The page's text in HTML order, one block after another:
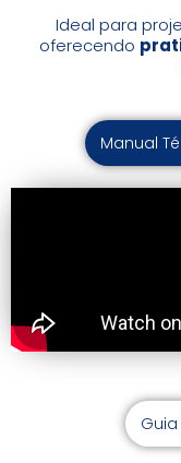
Ideal para
oferecendo
Manual